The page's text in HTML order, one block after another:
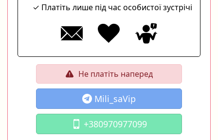
Платіть лише під час особистої зустрічі
Не платіть наперед
Mili_saVip
+380970977099